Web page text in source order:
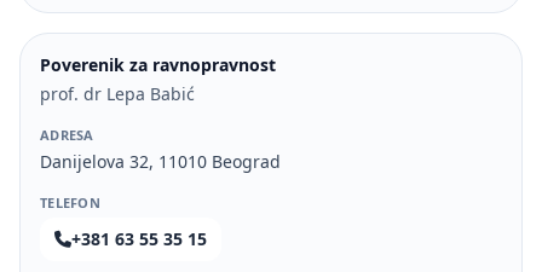
Poverenik za ravnopravnost
prof. dr Lepa Babić
ADRESA
Danijelova 32, 11010 Beograd
TELEFON
+381 63 55 35 15